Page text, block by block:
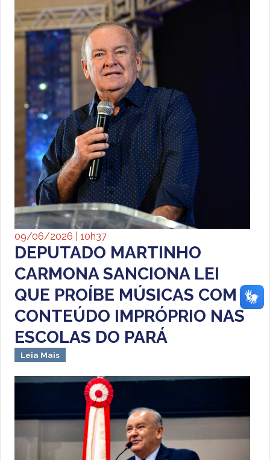
09/06/2026 | 10h37
DEPUTADO MARTINHO
CARMONA SANCIONA LEI
QUE PROÍBE MÚSICAS COM
CONTEÚDO IMPRÓPRIO NAS
ESCOLAS DO PARÁ
Leia Mais